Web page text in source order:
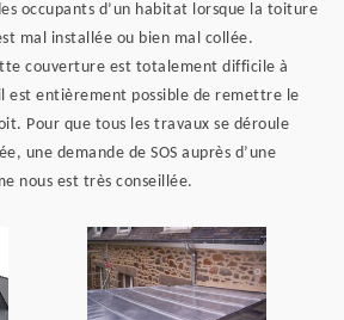
occupants d’un habitat lorsque la toiture
mal installée ou bien mal collée.
couverture est totalement difficile à
est entièrement possible de remettre le
Pour que tous les travaux se déroule
une demande de SOS auprès d’une
nous est très conseillée.